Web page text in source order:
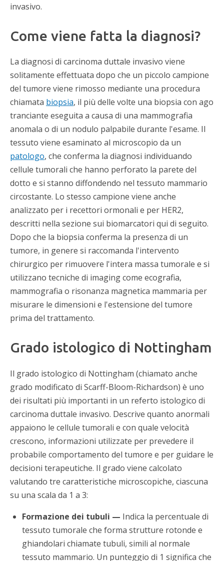
invasivo.
Come viene fatta la diagnosi?
La diagnosi di carcinoma duttale invasivo viene
solitamente effettuata dopo che un piccolo campione
del tumore viene rimosso mediante una procedura
chiamata biopsia, il più delle volte una biopsia con ago
tranciante eseguita a causa di una mammografia
anomala o di un nodulo palpabile durante l'esame. Il
tessuto viene esaminato al microscopio da un
patologo, che conferma la diagnosi individuando
cellule tumorali che hanno perforato la parete del
dotto e si stanno diffondendo nel tessuto mammario
circostante. Lo stesso campione viene anche
analizzato per i recettori ormonali e per HER2,
descritti nella sezione sui biomarcatori qui di seguito.
Dopo che la biopsia conferma la presenza di un
tumore, in genere si raccomanda l'intervento
chirurgico per rimuovere l'intera massa tumorale e si
utilizzano tecniche di imaging come ecografia,
mammografia o risonanza magnetica mammaria per
misurare le dimensioni e l'estensione del tumore
prima del trattamento.
Grado istologico di Nottingham
Il grado istologico di Nottingham (chiamato anche
grado modificato di Scarff-Bloom-Richardson) è uno
dei risultati più importanti in un referto istologico di
carcinoma duttale invasivo. Descrive quanto anormali
appaiono le cellule tumorali e con quale velocità
crescono, informazioni utilizzate per prevedere il
probabile comportamento del tumore e per guidare le
decisioni terapeutiche. Il grado viene calcolato
valutando tre caratteristiche microscopiche, ciascuna
su una scala da 1 a 3:
Formazione dei tubuli — Indica la percentuale di
tessuto tumorale che forma strutture rotonde e
ghiandolari chiamate tubuli, simili al normale
tessuto mammario. Un punteggio di 1 significa che